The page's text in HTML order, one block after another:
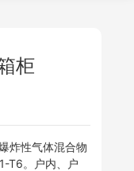
柜
炸性气体混合物
T6。户内、户